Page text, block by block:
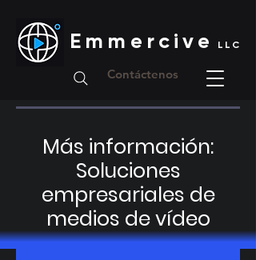
Emmercive LLC
Contáctenos
Más información:
Soluciones
empresariales de
medios de vídeo